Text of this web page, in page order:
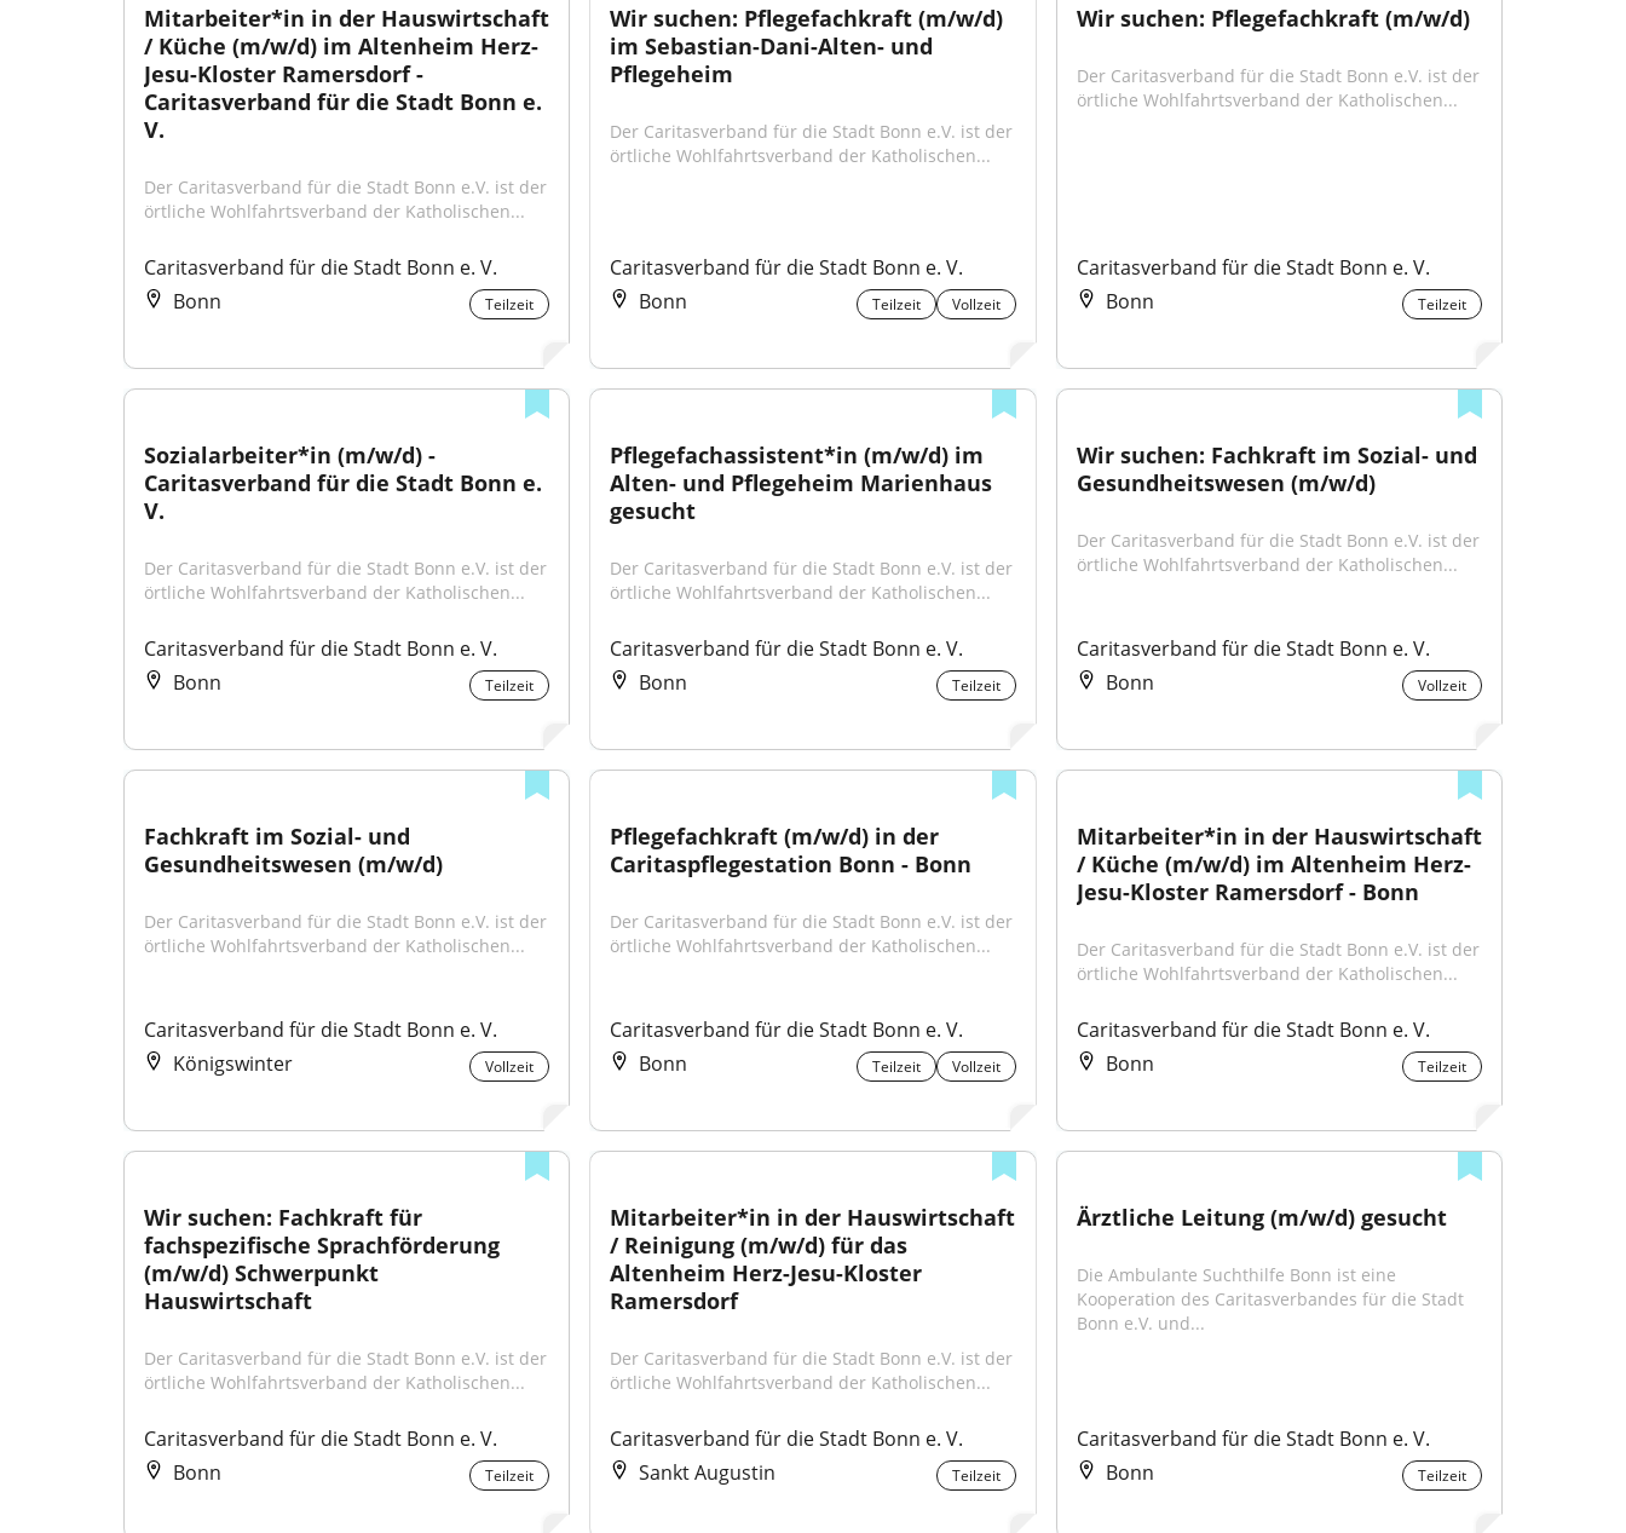
Mitarbeiter*in in der Hauswirtschaft
/ Küche (m/w/d) im Altenheim Herz-
Jesu-Kloster Ramersdorf -
Caritasverband für die Stadt Bonn e.
V.
Der Caritasverband für die Stadt Bonn e.V. ist der
örtliche Wohlfahrtsverband der Katholischen...
Caritasverband für die Stadt Bonn e. V.
Bonn
Teilzeit
Wir suchen: Pflegefachkraft (m/w/d)
im Sebastian-Dani-Alten- und
Pflegeheim
Der Caritasverband für die Stadt Bonn e.V. ist der
örtliche Wohlfahrtsverband der Katholischen...
Caritasverband für die Stadt Bonn e. V.
Bonn
Teilzeit Vollzeit
Wir suchen: Pflegefachkraft (m/w/d)
Der Caritasverband für die Stadt Bonn e.V. ist der
örtliche Wohlfahrtsverband der Katholischen...
Caritasverband für die Stadt Bonn e. V.
Bonn
Teilzeit
Sozialarbeiter*in (m/w/d) -
Caritasverband für die Stadt Bonn e.
V.
Der Caritasverband für die Stadt Bonn e.V. ist der
örtliche Wohlfahrtsverband der Katholischen...
Caritasverband für die Stadt Bonn e. V.
Bonn
Teilzeit
Pflegefachassistent*in (m/w/d) im
Alten- und Pflegeheim Marienhaus
gesucht
Der Caritasverband für die Stadt Bonn e.V. ist der
örtliche Wohlfahrtsverband der Katholischen...
Caritasverband für die Stadt Bonn e. V.
Bonn
Teilzeit
Wir suchen: Fachkraft im Sozial- und
Gesundheitswesen (m/w/d)
Der Caritasverband für die Stadt Bonn e.V. ist der
örtliche Wohlfahrtsverband der Katholischen...
Caritasverband für die Stadt Bonn e. V.
Bonn
Vollzeit
Fachkraft im Sozial- und
Gesundheitswesen (m/w/d)
Der Caritasverband für die Stadt Bonn e.V. ist der
örtliche Wohlfahrtsverband der Katholischen...
Caritasverband für die Stadt Bonn e. V.
Königswinter
Vollzeit
Pflegefachkraft (m/w/d) in der
Caritaspflegestation Bonn - Bonn
Der Caritasverband für die Stadt Bonn e.V. ist der
örtliche Wohlfahrtsverband der Katholischen...
Caritasverband für die Stadt Bonn e. V.
Bonn
Teilzeit Vollzeit
Mitarbeiter*in in der Hauswirtschaft
/ Küche (m/w/d) im Altenheim Herz-
Jesu-Kloster Ramersdorf - Bonn
Der Caritasverband für die Stadt Bonn e.V. ist der
örtliche Wohlfahrtsverband der Katholischen...
Caritasverband für die Stadt Bonn e. V.
Bonn
Teilzeit
Wir suchen: Fachkraft für
fachspezifische Sprachförderung
(m/w/d) Schwerpunkt
Hauswirtschaft
Der Caritasverband für die Stadt Bonn e.V. ist der
örtliche Wohlfahrtsverband der Katholischen...
Caritasverband für die Stadt Bonn e. V.
Bonn
Teilzeit
Mitarbeiter*in in der Hauswirtschaft
/ Reinigung (m/w/d) für das
Altenheim Herz-Jesu-Kloster
Ramersdorf
Der Caritasverband für die Stadt Bonn e.V. ist der
örtliche Wohlfahrtsverband der Katholischen...
Caritasverband für die Stadt Bonn e. V.
Sankt Augustin
Teilzeit
Ärztliche Leitung (m/w/d) gesucht
Die Ambulante Suchthilfe Bonn ist eine
Kooperation des Caritasverbandes für die Stadt
Bonn e.V. und...
Caritasverband für die Stadt Bonn e. V.
Bonn
Teilzeit